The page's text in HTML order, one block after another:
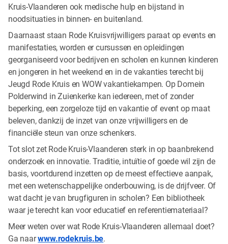
Kruis-Vlaanderen ook medische hulp en bijstand in
noodsituaties in binnen- en buitenland.
Daarnaast staan Rode Kruisvrijwilligers paraat op events en
manifestaties, worden er cursussen en opleidingen
georganiseerd voor bedrijven en scholen en kunnen kinderen
en jongeren in het weekend en in de vakanties terecht bij
Jeugd Rode Kruis en WOW vakantiekampen. Op Domein
Polderwind in Zuienkerke kan iedereen, met of zonder
beperking, een zorgeloze tijd en vakantie of event op maat
beleven, dankzij de inzet van onze vrijwilligers en de
financiële steun van onze schenkers.
Tot slot zet Rode Kruis-Vlaanderen sterk in op baanbrekend
onderzoek en innovatie. Traditie, intuïtie of goede wil zijn de
basis, voortdurend inzetten op de meest effectieve aanpak,
met een wetenschappelijke onderbouwing, is de drijfveer. Of
wat dacht je van brugfiguren in scholen? Een bibliotheek
waar je terecht kan voor educatief en referentiemateriaal?
Meer weten over wat Rode Kruis-Vlaanderen allemaal doet?
Ga naarwww.rodekruis.be.